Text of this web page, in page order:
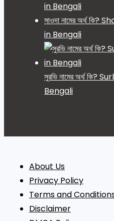
in Bengali
সাওদা নামের অর্থ
in Bengali
সুরভি নামের অর্থ
Bengali
About Us
Privacy Policy
Terms and
Disclaimer